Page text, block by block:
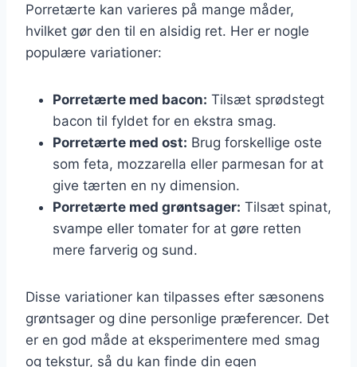
Porretærte kan varieres på mange måder,
hvilket gør den til en alsidig ret. Her er nogle
populære variationer:
Porretærte med bacon: Tilsæt sprødstegt
bacon til fyldet for en ekstra smag.
Porretærte med ost: Brug forskellige oste
som feta, mozzarella eller parmesan for at
give tærten en ny dimension.
Porretærte med grøntsager: Tilsæt spinat,
svampe eller tomater for at gøre retten
mere farverig og sund.
Disse variationer kan tilpasses efter sæsonens
grøntsager og dine personlige præferencer. Det
er en god måde at eksperimentere med smag
og tekstur, så du kan finde din egen